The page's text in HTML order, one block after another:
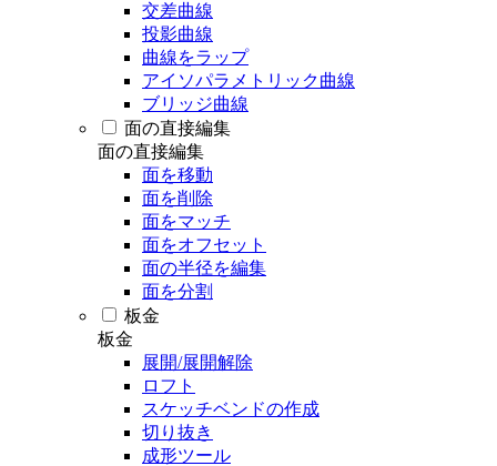
交差曲線
投影曲線
曲線をラップ
アイソパラメトリック曲線
ブリッジ曲線
面の直接編集
面の直接編集
面を移動
面を削除
面をマッチ
面をオフセット
面の半径を編集
面を分割
板金
板金
展開/展開解除
ロフト
スケッチベンドの作成
切り抜き
成形ツール